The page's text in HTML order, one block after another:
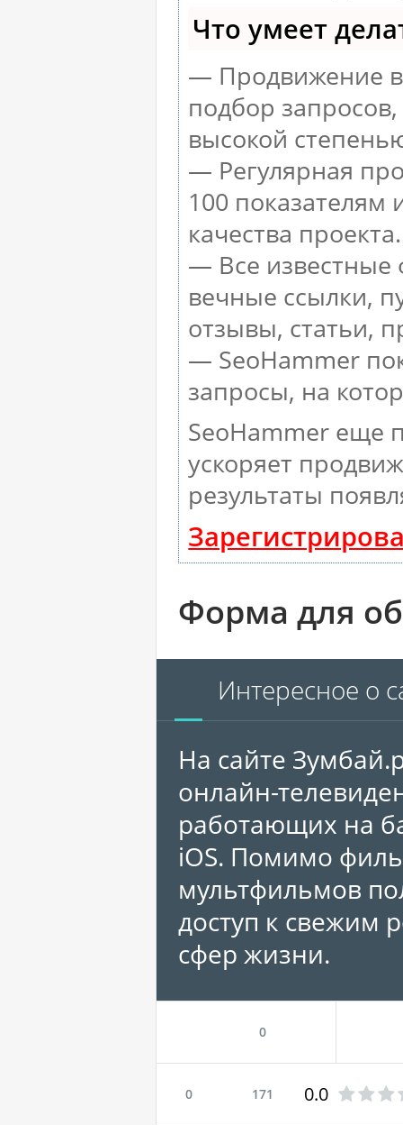
Что умеет
— Продвижение в
подбор
высокой
— Регулярная
100 показателям
качества проекта.
— Все известные
вечные ссылки,
отзывы, статьи,
— SeoHammer
запросы, на
SeoHammer еще
ускоряет
результаты
Форма для
Интересное о
На сайте
онлайн-
работающих на
iOS. Помимо
мультфильмов
доступ к свежим
сфер жизни.
0
0 171 0.0